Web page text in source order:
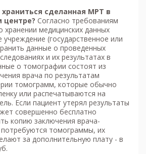
сделанная МРТ в
центре? Согласно требованиям
хранении медицинских данных
(государственное или
данные о проведенных
и их результатах в
о томографии состоят из
врача по результатам
томограмм, которые обычно
или распечатываются на
Если пациент утерял результаты
совершенно бесплатно
копию заключения врача-
потребуются томограммы, их
за дополнительную плату - в